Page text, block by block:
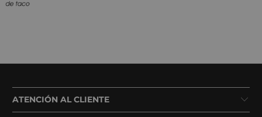
ATENCIÓN AL CLIENTE